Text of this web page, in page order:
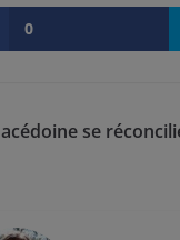
0
se